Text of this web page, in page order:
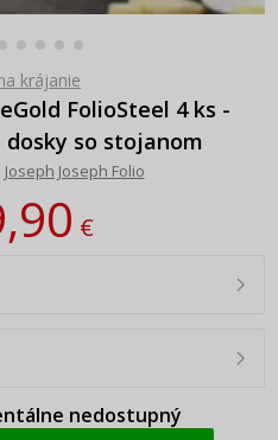
krájanie
FolioSteel 4 ks -
so stojanom
Joseph Joseph Folio
€
nedostupný